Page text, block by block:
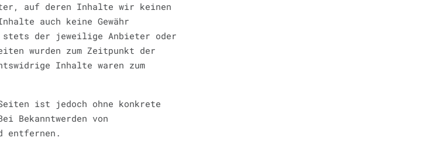
auf deren Inhalte wir keinen
auch keine Gewähr
der jeweilige Anbieter oder
wurden zum Zeitpunkt der
Inhalte waren zum
ist jedoch ohne konkrete
Bekanntwerden von
entfernen.